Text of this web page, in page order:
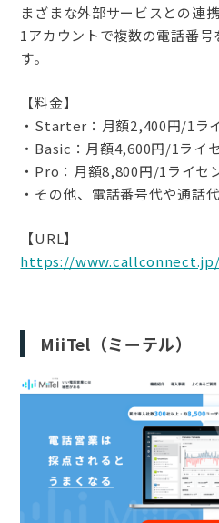
まざまな外部サービスとの連携
1アカウントで複数の電話番
す。
【料金】
・Starter：月額2,400円/1ラ
・Basic：月額4,600円/1ライ
・Pro：月額8,800円/1ライセ
・その他、電話番号代や通話
【URL】
https://www.callconnect.jp/
MiiTel（ミーテル）